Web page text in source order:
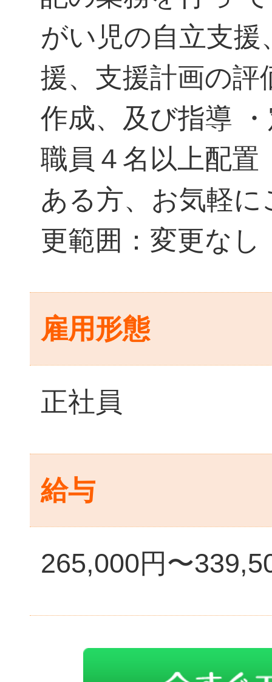
がい児の自立支援
援、支援計画の
作成、及び指導
職員４名以上配置
ある方、お気軽
更範囲：変更なし
雇用形態
正社員
給与
265,000円〜